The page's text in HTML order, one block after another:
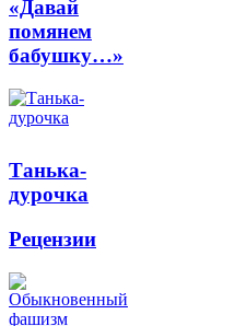
«Давай
помянем
бабушку…»
Танька-
дурочка
Рецензии